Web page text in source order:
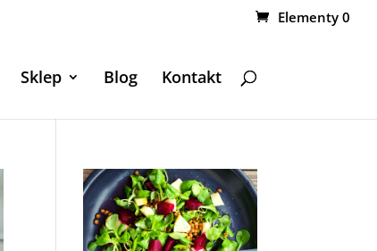
Elementy 0
Sklep Blog Kontakt